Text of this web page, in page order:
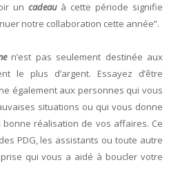
un cadeau à cette période signifie
notre collaboration cette année”.
n’est pas seulement destinée aux
le plus d’argent. Essayez d’être
également aux personnes qui vous
situations ou qui vous donne
réalisation de vos affaires. Ce
PDG, les assistants ou toute autre
qui vous a aidé à boucler votre